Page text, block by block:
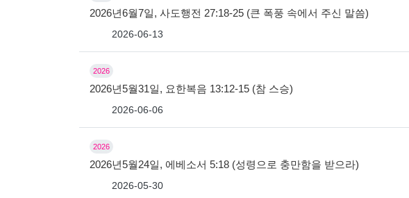
2026년6월7일, 사도행전 27:18-25 (큰 폭풍 속에서 주신 말씀)
2026-06-13
2026
2026년5월31일, 요한복음 13:12-15 (참 스승)
2026-06-06
2026
2026년5월24일, 에베소서 5:18 (성령으로 충만함을 받으라)
2026-05-30